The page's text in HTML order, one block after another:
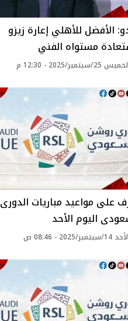
الأفضل للأهلي إعارة زيزو
مستواه الفني
25/سبتمبر/2025 - 12:30 م
على مواعيد مباريات الدورى
اليوم الأحد
2025 - 08:46 ص